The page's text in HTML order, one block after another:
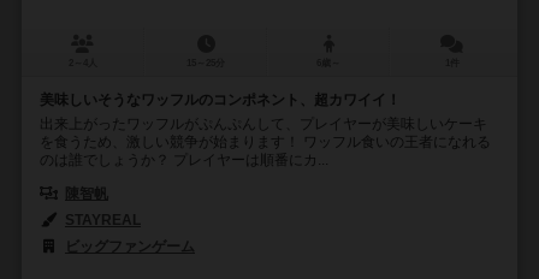
美味しいそうなワッフルのコンポネント、超カワイイ！
出来上がったワッフルがぷんぷんして、プレイヤーが美味しいケーキ
を食うため、激しい競争が始まります！ ワッフル食いの王者になれる
のは誰でしょうか？ プレイヤーは順番にカ...
陳智帆
STAYREAL
ビッグファンゲーム